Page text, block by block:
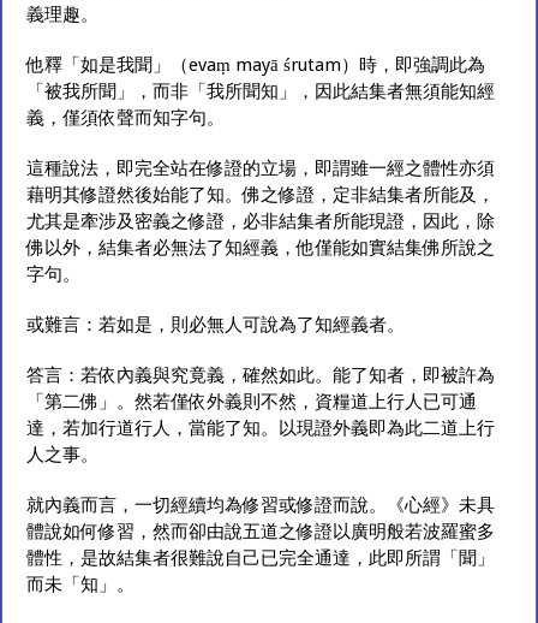
義理趣。
他釋「如是我聞」（evaṃ mayā śrutam）時，即強調此為
「被我所聞」，而非「我所聞知」，因此結集者無須能知經
義，僅須依聲而知字句。
這種說法，即完全站在修證的立場，即謂雖一經之體性亦須
藉明其修證然後始能了知。佛之修證，定非結集者所能及，
尤其是牽涉及密義之修證，必非結集者所能現證，因此，除
佛以外，結集者必無法了知經義，他僅能如實結集佛所說之
字句。
或難言：若如是，則必無人可說為了知經義者。
答言：若依內義與究竟義，確然如此。能了知者，即被許為
「第二佛」。然若僅依外義則不然，資糧道上行人已可通
達，若加行道行人，當能了知。以現證外義即為此二道上行
人之事。
就內義而言，一切經續均為修習或修證而說。《心經》未具
體說如何修習，然而卻由說五道之修證以廣明般若波羅蜜多
體性，是故結集者很難說自己已完全通達，此即所謂「聞」
而未「知」。